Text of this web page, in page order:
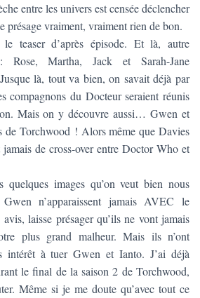
entre les univers est censée déclencher
présage vraiment, vraiment rien de bon.
teaser d’après épisode. Et là, autre
Rose, Martha, Jack et Sarah-Jane
là, tout va bien, on savait déjà par
compagnons du Docteur seraient réunis
Mais on y découvre aussi… Gwen et
de Torchwood ! Alors même que Davies
de cross-over entre Doctor Who et
images qu’on veut bien nous
n’apparaissent jamais AVEC le
laisse présager qu’ils ne vont jamais
plus grand malheur. Mais ils n’ont
intérêt à tuer Gwen et Ianto. J’ai déjà
le final de la saison 2 de Torchwood,
Même si je me doute qu’avec tout ce